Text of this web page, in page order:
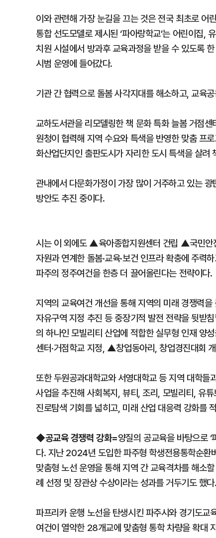
이와 관련해 가장 눈길을 끄는 것은 전국 최초로 어
통합 선도모델로 제시된 ‘파아랑학교’는 어린이집,
치원 시설에서 방과후 교육과정을 받을 수 있도록
시범 운영에 들어갔다.
기관 간 협력으로 돌봄 사각지대를 해소하고, 교육
교하도서관을 리모델링한 책 문화 특화 늘봄 거점
원청이 협력해 지역 수요와 특색을 반영한 맞춤 프
화산업단지인 출판도시가 자리한 도시 특색을 살려
관내에서 다문화가정이 가장 많이 거주하고 있는
방안도 추진 중이다.
시는 이 외에도 ▲육아종합지원센터 건립 ▲국민
자원과 연계한 돌봄·교육·보건 인프라 확충에 주력
파주의 정주여건을 한층 더 끌어올린다는 전략이다.
지역의 교육여건 개선을 통해 지역의 미래 경쟁력
자유구역 지정 추진 등 중장기적 발전 전략을 뒷받
의 하나인 모빌리티 산업에 적합한 실무형 인재
센터·거점학교 지정, ▲창업동아리, 창업경진대회
또한 두원공과대학교와 서영대학교 등 지역 대학들
사업을 추진해 사회복지, 뷰티, 조리, 모빌리티, 유
진로탐색 기회를 넓히고, 미래 산업 대응력 강화를
◆공교육 경쟁력 강화=양질의 공교육을 바탕으로
다. 지난 2024년 도입한 파주형 학생전용통학순환
맞춤형 노선 운영을 통해 지역 간 교육격차를 해소
례 선정 및 장관상 수상이라는 성과를 거두기도 했다.
파프리카 운행 노선을 탄생시킨 파주시와 경기도
여건이 열악한 28개교에 맞춤형 통학 차량을 확대